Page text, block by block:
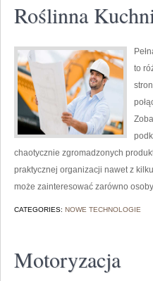
Roślinna
to
chaotycznie zgromadzonych
praktycznej organizacji nawet z
może zainteresować zarówno
CATEGORIES: NOWE TECHNOLOGIE
Motoryzacja